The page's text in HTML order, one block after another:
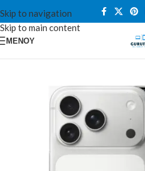
Skip to navigation
Skip to main content
ΜΕΝΟΎ